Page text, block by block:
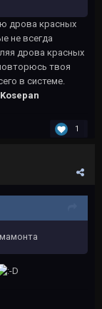
дрова красных
не всегда
дрова красных
твоя
в системе.
1